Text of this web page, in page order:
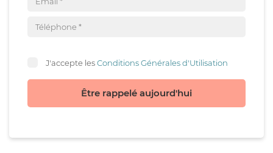
J'accepte lesConditions Générales d'Utilisation
Être rappelé aujourd'hui